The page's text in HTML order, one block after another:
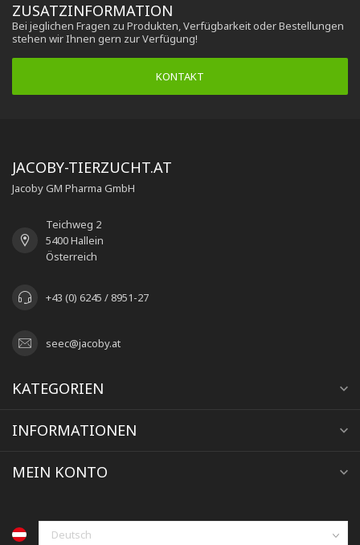
ZUSATZINFORMATION
Bei jeglichen Fragen zu Produkten, Verfügbarkeit oder Bestellungen
stehen wir Ihnen gern zur Verfügung!
KONTAKT
JACOBY-TIERZUCHT.AT
Jacoby GM Pharma GmbH
Teichweg 2
5400 Hallein
Österreich
+43 (0) 6245 / 8951-27
seec@jacoby.at
KATEGORIEN
INFORMATIONEN
MEIN KONTO